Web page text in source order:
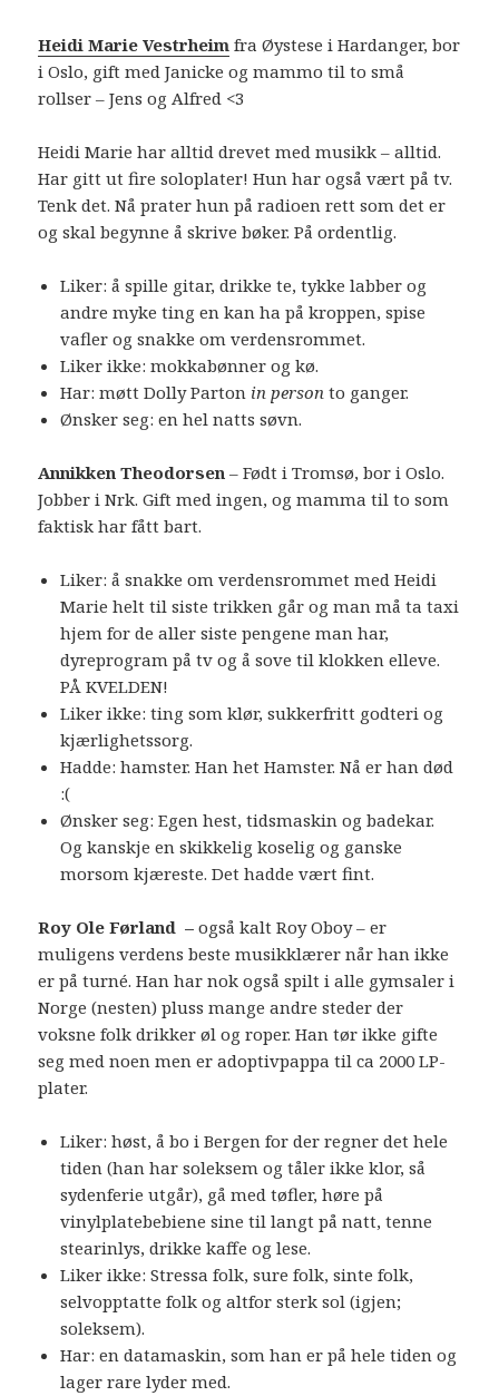
Heidi Marie Vestrheim fra Øystese i Hardanger, bor
i Oslo, gift med Janicke og mammo til to små
rollser – Jens og Alfred <3
Heidi Marie har alltid drevet med musikk – alltid.
Har gitt ut fire soloplater! Hun har også vært på tv.
Tenk det. Nå prater hun på radioen rett som det er
og skal begynne å skrive bøker. På ordentlig.
Liker: å spille gitar, drikke te, tykke labber og
andre myke ting en kan ha på kroppen, spise
vafler og snakke om verdensrommet.
Liker ikke: mokkabønner og kø.
Har: møtt Dolly Parton in personto ganger.
Ønsker seg: en hel natts søvn.
Annikken Theodorsen – Født i Tromsø, bor i Oslo.
Jobber i Nrk. Gift med ingen, og mamma til to som
faktisk har fått bart.
Liker: å snakke om verdensrommet med Heidi
Marie helt til siste trikken går og man må ta taxi
hjem for de aller siste pengene man har,
dyreprogram på tv og å sove til klokken elleve.
PÅ KVELDEN!
Liker ikke: ting som klør, sukkerfritt godteri og
kjærlighetssorg.
Hadde: hamster. Han het Hamster. Nå er han død
:(
Ønsker seg: Egen hest, tidsmaskin og badekar.
Og kanskje en skikkelig koselig og ganske
morsom kjæreste. Det hadde vært fint.
Roy Ole Førland – også kalt Roy Oboy – er
muligens verdens beste musikklærer når han ikke
er på turné. Han har nok også spilt i alle gymsaler i
Norge (nesten) pluss mange andre steder der
voksne folk drikker øl og roper. Han tør ikke gifte
seg med noen men er adoptivpappa til ca 2000 LP-
plater.
Liker: høst, å bo i Bergen for der regner det hele
tiden (han har soleksem og tåler ikke klor, så
sydenferie utgår), gå med tøfler, høre på
vinylplatebebiene sine til langt på natt, tenne
stearinlys, drikke kaffe og lese.
Liker ikke: Stressa folk, sure folk, sinte folk,
selvopptatte folk og altfor sterk sol (igjen;
soleksem).
Har: en datamaskin, som han er på hele tiden og
lager rare lyder med.